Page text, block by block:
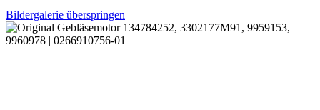
Bildergalerie überspringen